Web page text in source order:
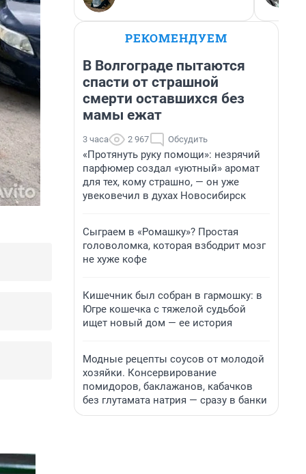
РЕКОМЕНДУЕМ
В Волгограде пытаются
спасти от страшной
смерти оставшихся без
мамы ежат
3 часа 2 967 Обсудить
«Протянуть руку помощи»: незрячий
парфюмер создал «уютный» аромат
для тех, кому страшно, — он уже
увековечил в духах Новосибирск
Сыграем в «Ромашку»? Простая
головоломка, которая взбодрит мозг
не хуже кофе
Кишечник был собран в гармошку: в
Югре кошечка с тяжелой судьбой
ищет новый дом — ее история
Модные рецепты соусов от молодой
хозяйки. Консервирование
помидоров, баклажанов, кабачков
без глутамата натрия — сразу в банки